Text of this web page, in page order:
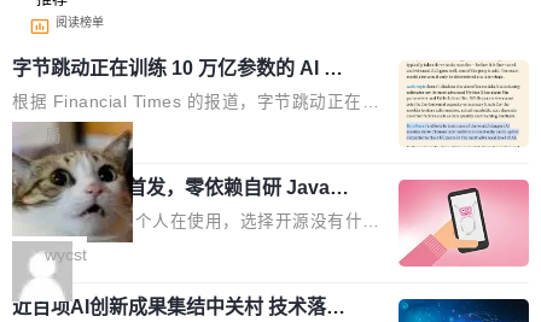
阅读榜单
字节跳动正在训练 10 万亿参数的 AI 模
型
根据 Financial Times 的报道，字节跳动正在训
练一个 10 万亿参数的 AI 模型，目前处于预训练
阶段。 10 万亿是什么概念？Anthropic 目前最
大的模型 Mythos 5 约 8 万亿参数。DeepSeek
V4-Pro 是 1.6 万亿。月之暗面的 Kimi K3 是 2.
8 万亿。美团 LongCat-2.0 是 1.6 万亿。字节
跳动的这个未命名模型，直接跳到了 10 万亿。
预训练通常需要 3 到 6 个月，之后还有微调阶
局
wastnet 开源首发，零依赖自研 Java H
TTP/2 框架，性能对标 Undertow !
这个项目一直是个人在使用，选择开源没有什么
动机理由，就是想开源了，如果非要说一个，那
就是它多少弥补了国产 Java 自研 HTTP/2 框架
这块空白——放眼国产 Java 生态，能拿出手的
wycst
近百项AI创新成果集结中关村 技术落地